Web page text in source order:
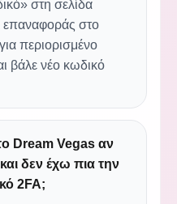
στη σελίδα
επαναφοράς στο
περιορισμένο
βάλε νέο κωδικό
Dream Vegas αν
δεν έχω πια την
2FA;